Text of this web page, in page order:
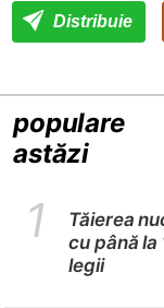
Distribuie
populare
astăzi
1
Tăierea
cu până la
legii